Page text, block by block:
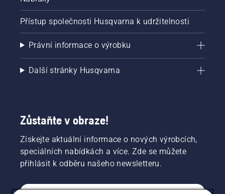
velice
jednoduché.
Přístup společnosti Husqvarna k udržitelnosti
Právní informace o výrobku
Další stránky Husqvarna
Zůstaňte v obraze!
Získejte aktuální informace o nových výrobcích,
speciálních nabídkách a více. Zde se můžete
přihlásit k odběru našeho newsletteru.